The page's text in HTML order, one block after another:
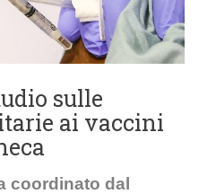
sulle
ai vaccini
coordinato dal